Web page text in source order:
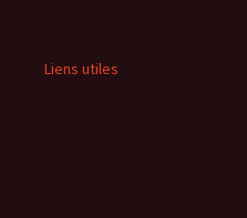
Liens utiles